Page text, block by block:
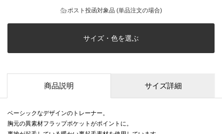
ポスト投函対象品 (単品注文の場合)
サイズ・色を選ぶ
商品説明 サイズ詳細
ベーシックなデザインのトレーナー。
胸元の異素材フラップポケットがポイントに。